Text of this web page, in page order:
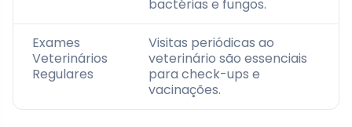
bactérias e fungos.
Exames
Veterinários
Regulares
Visitas periódicas ao
veterinário são essenciais
para check-ups e
vacinações.